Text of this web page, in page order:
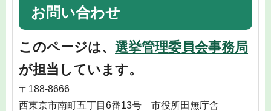
お問い合わせ
このページは、 選挙管理委員会事務局
が担当しています。
〒188-8666
西東京市南町五丁目6番13号 市役所田無庁舎